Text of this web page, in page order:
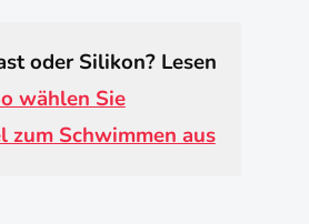
oder Silikon? Lesen
wählen Sie
zum Schwimmen aus